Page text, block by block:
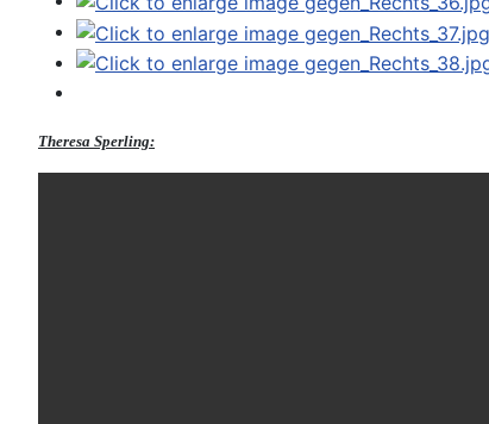
Theresa Sperling: